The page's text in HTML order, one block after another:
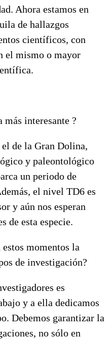
Ahora estamos en
de hallazgos
científicos, con
el mismo o mayor
más interesante ?
de la Gran Dolina,
y paleontológico
un periodo de
el nivel TD6 es
y aún nos esperan
de esta especie.
estos momentos la
de investigación?
es
y a ella dedicamos
Debemos garantizar la
no sólo en